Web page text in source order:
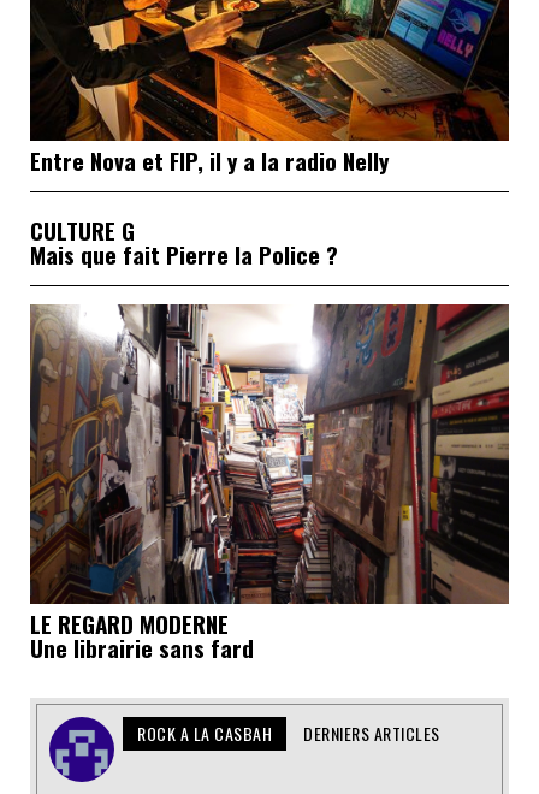
Entre Nova et FIP, il y a la radio Nelly
CULTURE G
Mais que fait Pierre la Police ?
LE REGARD MODERNE
Une librairie sans fard
ROCK A LA CASBAH DERNIERS ARTICLES